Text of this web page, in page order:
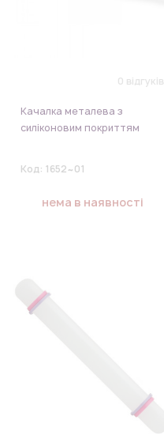
0 відгуків
Качалка металева з
силіконовим покриттям
Код: 1652~01
нема в наявності